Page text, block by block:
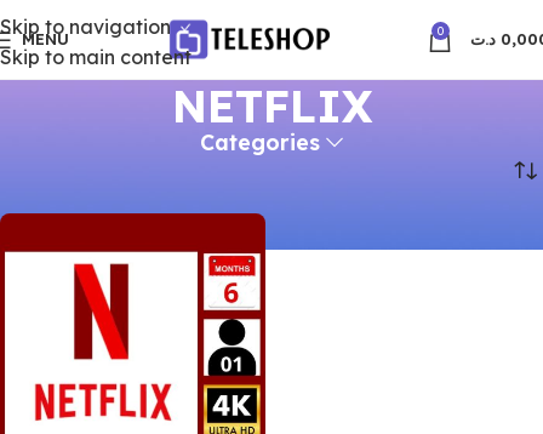
Skip to navigation
Skip to main content
MENU 0 د.ت
NETFLIX
Categories